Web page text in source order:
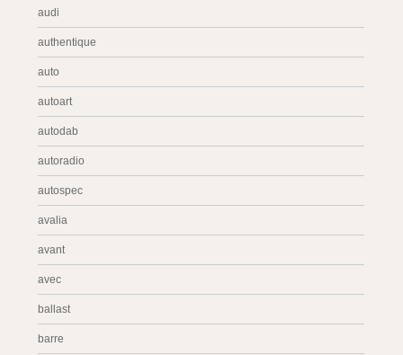
audi
authentique
auto
autoart
autodab
autoradio
autospec
avalia
avant
avec
ballast
barre